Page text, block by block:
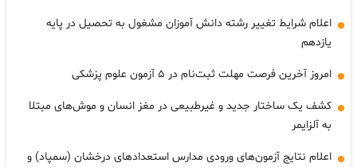
اعلام شرایط تغییر رشته دانش آموزان مشغول به تحصیل در پایه
یازدهم
امروز آخرین فرصت مهلت ثبت‌نام در ۵ آزمون علوم پزشکی
کشف یک ساختار جدید و غیرطبیعی در مغز انسان و موش‌های مبتلا
به آلزایمر
اعلام نتایج آزمون‌های ورودی مدارس استعدادهای درخشان (سمپاد) و